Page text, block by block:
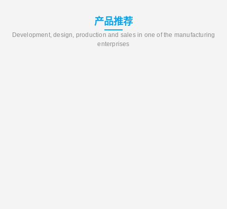
产品推荐
Development, design, production and sales in one of the manufacturing
enterprises